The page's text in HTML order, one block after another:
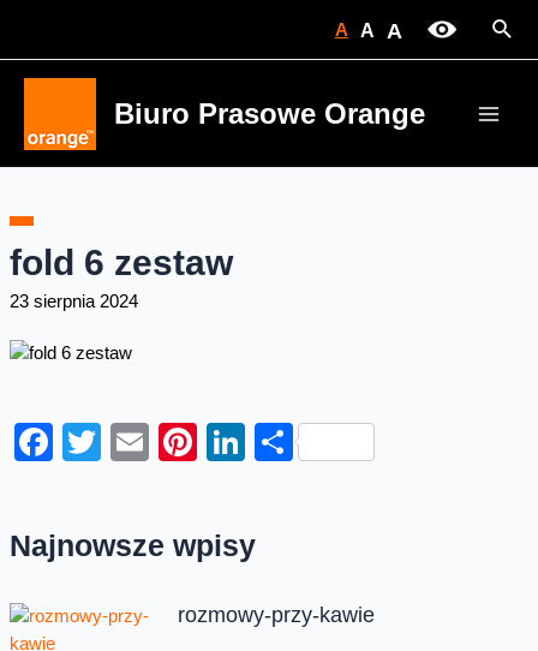
A A A
Biuro Prasowe Orange
fold 6 zestaw
23 sierpnia 2024
Facebook
Twitter
EmailPinterest
LinkedIn
Share
Najnowsze wpisy
rozmowy-przy-kawie